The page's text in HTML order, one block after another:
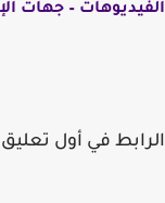
الفيديوهات – جهات
الرابط في أول تعليق